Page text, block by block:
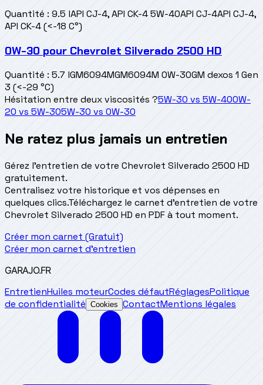
Quantité : 9.5 lAPI CJ-4, API CK-4 5W-40API CJ-4API CJ-4,
API CK-4 (<-18 C°)
0W-30 pour Chevrolet Silverado 2500 HD
Quantité : 5.7 lGM6094MGM6094M 0W-30GM dexos 1 Gen
3 (<-29 °C)
Hésitation entre deux viscosités ?5W-30 vs 5W-400W-
20 vs 5W-305W-30 vs 0W-30
Ne ratez plus jamais un entretien
Gérez l'entretien de votre Chevrolet Silverado 2500 HD
gratuitement.
Centralisez votre historique et vos dépenses en
quelques clics.Téléchargez le carnet d'entretien de votre
Chevrolet Silverado 2500 HD en PDF à tout moment.
Créer mon carnet (Gratuit)
Créer mon carnet d'entretien
GARAJO.FR
EntretienHuiles moteurCodes défautRéglagesPolitique
de confidentialité Cookies ContactMentions légales